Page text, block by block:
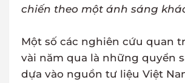
chiến theo một ánh sáng
Một số các nghiên cứu quan
vài năm qua là những quyển
dựa vào nguồn tư liệu Việt